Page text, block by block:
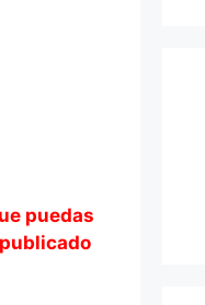
puedas